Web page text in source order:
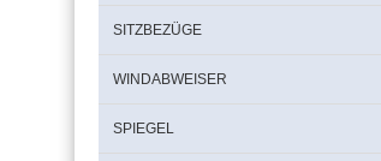
SITZBEZÜGE
WINDABWEISER
SPIEGEL